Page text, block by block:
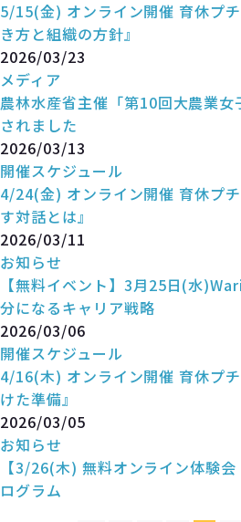
5/15(金) オンライン開催 育休プ
き方と組織の方針』
2026/03/23
メディア
農林水産省主催「第10回大農業
されました
2026/03/13
開催スケジュール
4/24(金) オンライン開催 育休プ
す対話とは』
2026/03/11
お知らせ
【無料イベント】3月25日(水
分になるキャリア戦略
2026/03/06
開催スケジュール
4/16(木) オンライン開催 育休プ
けた準備』
2026/03/05
お知らせ
【3/26(木) 無料オンライン体験
ログラム